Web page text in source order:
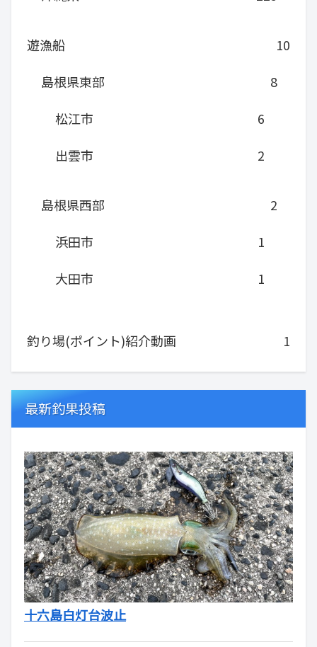
遊漁船
10
島根県東部
8
松江市
6
出雲市
2
島根県西部
2
浜田市
1
大田市
1
釣り場(ポイント)紹介動画 1
最新釣果投稿
十六島白灯台波止